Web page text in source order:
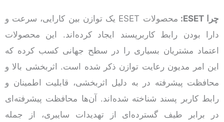
چراESET
:
محصولات ESET یک توازن بین کارایی، سرعت و
دارا بودن رابط کاربرپسند ایجاد کرده‌اند. این محصولات
اعتماد مشتریان بسیاری را در سطح جهانی کسب کرده که
این امر مدیون رعایت توازن ذکر شده است. اثربخشی بالا و
محافظت پیشرفته در به دلیل اثربخشی، قابلیت اطمینان و
رابط کاربر پسند شناخته شده‌اند. آن‌ها محافظت پیشرفته‌ای
در برابر طیف گسترده‌ای از تهدیدات سایبری، از جمله